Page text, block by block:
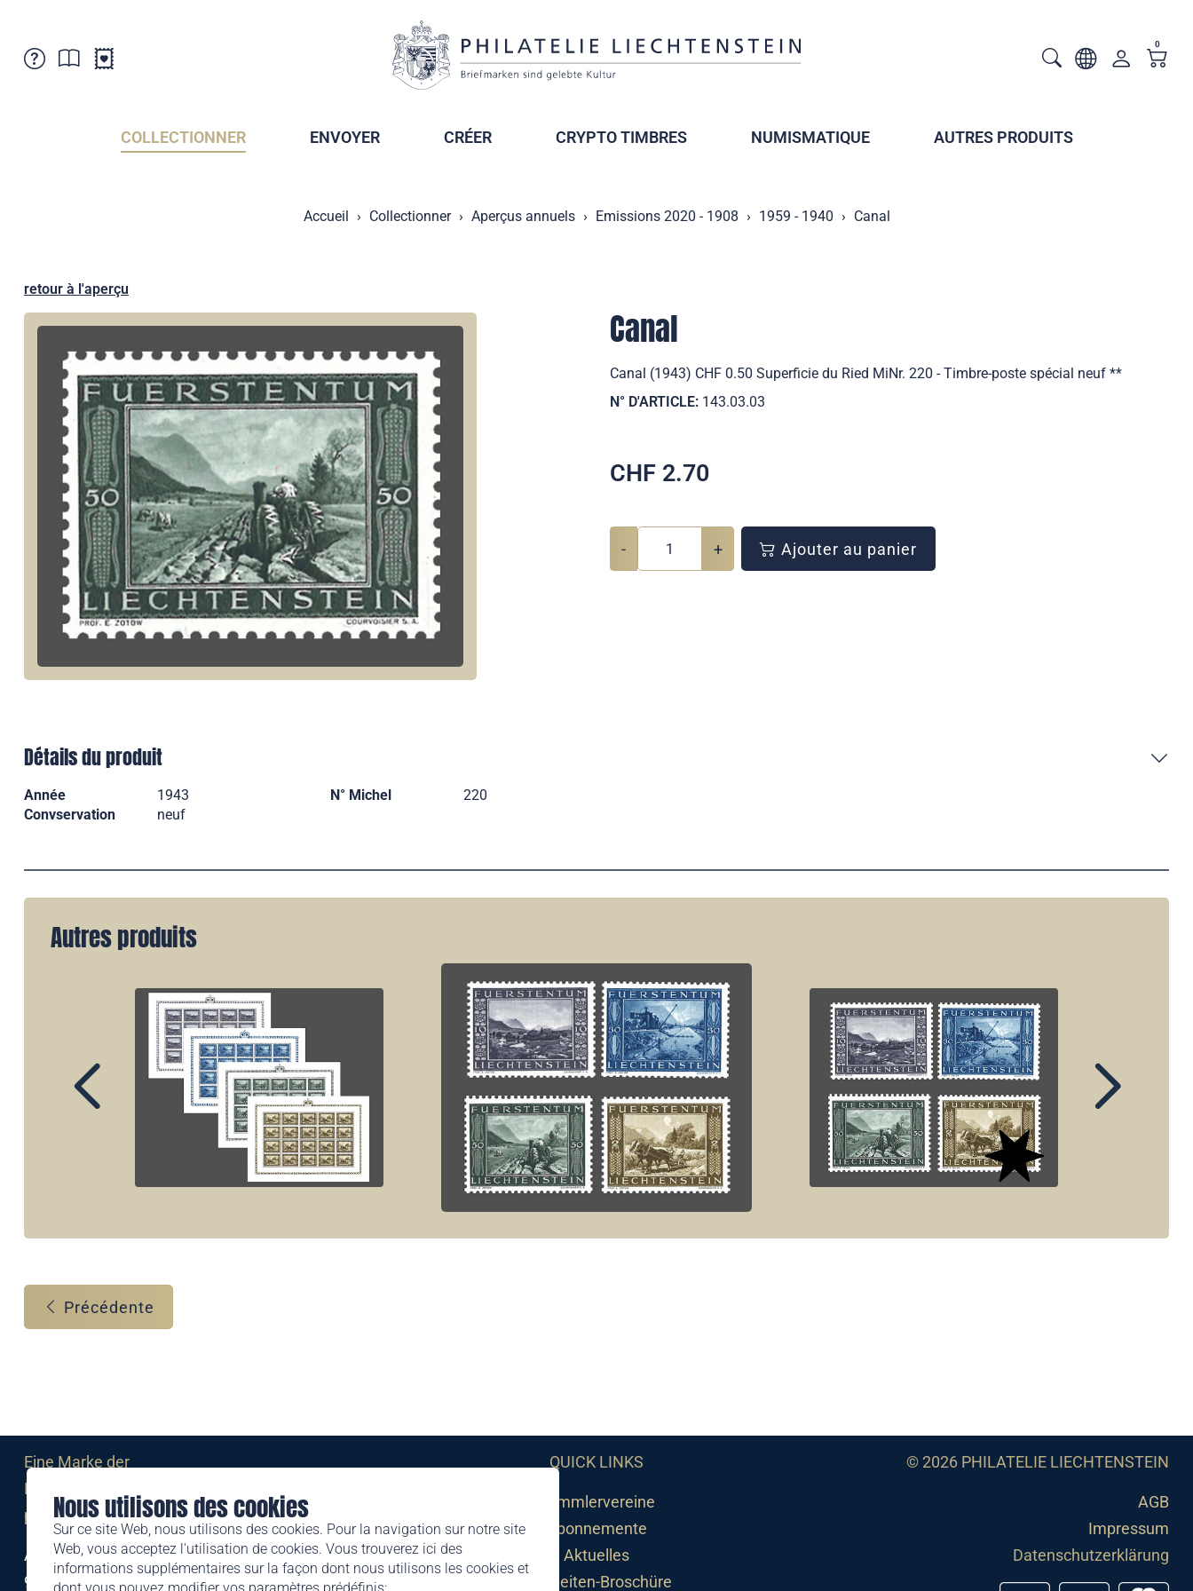
Nous utilisons des cookies
Sur ce site Web, nous utilisons des cookies. Pour la navigation sur notre site
Web, vous acceptez l'utilisation de cookies. Vous trouverez ici des
informations supplémentaires sur la façon dont nous utilisons les cookies et
Points de vente
Abonnement
0
COLLECTIONNER ENVOYER CRÉER CRYPTO TIMBRES NUMISMATIQUE AUTRES PRODUITS
Accueil Collectionner Aperçus annuels Emissions 2020 - 1908 1959 - 1940 Canal
retour à l'aperçu
Canal
Canal (1943) CHF 0.50 Superficie du Ried MiNr. 220 - Timbre-poste spécial neuf **
N° D'ARTICLE: 143.03.03
CHF 2.70
- + Ajouter au panier
Détails du produit
Année 1943 N° Michel
220
Convservation
neuf
Autres produits
Précédente
Eine Marke der
Liechtensteinischen Post AG
post.li
Alte Zollstrasse 11
9494 Schaan
QUICK LINKS
Sammlervereine
Abonnemente
Aktuelles
Neuheiten-Broschüre
© 2026 PHILATELIE LIECHTENSTEIN
AGB
Impressum
Datenschutzerklärung